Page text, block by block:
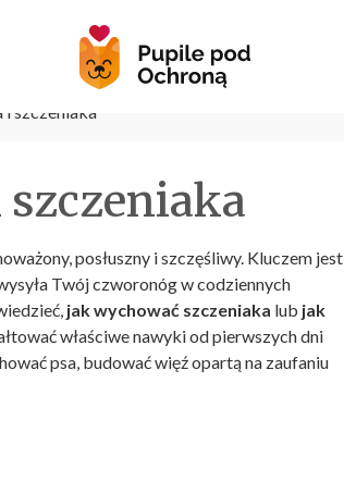
i szczeniaka
szczeniaka
posłuszny i szczęśliwy. Kluczem jest
Twój czworonóg w codziennych
jak wychować szczeniaka lub jak
właściwe nawyki od pierwszych dni
psa, budować więź opartą na zaufaniu